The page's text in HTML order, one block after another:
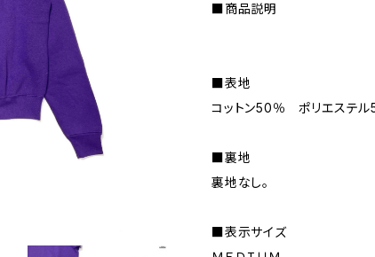
■商品説明
■表地
コットン50％ ポリエステル
■裏地
裏地なし。
■表示サイズ